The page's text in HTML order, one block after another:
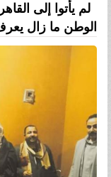
لم يأتوا إلى
الوطن ما زال